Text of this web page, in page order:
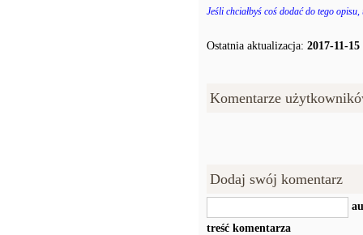
Jeśli chciałbyś coś dodać do tego
Ostatnia aktualizacja: 2017-11-15
Komentarze
Dodaj swój komentarz
treść komentarza